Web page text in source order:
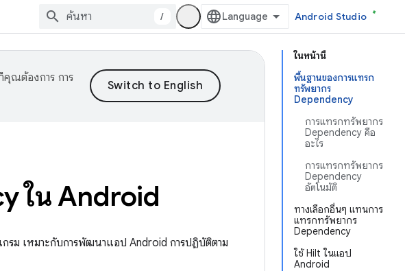
/ Android Studio
ในหน้านี้
พื้นฐานของการแทรก
ทรัพยากร
Dependency
การแทรกทรัพยากร
Dependency คือ
อะไร
การแทรกทรัพยากร
Dependency
อัตโนมัติ
ทางเลือกอื่นๆ แทนการ
แทรกทรัพยากร
Dependency
ใช้ Hilt ในแอป
Android
ณต้องการ การ
ใน Android
รม เหมาะกับการพัฒนาแอป Android การปฏิบัติตาม